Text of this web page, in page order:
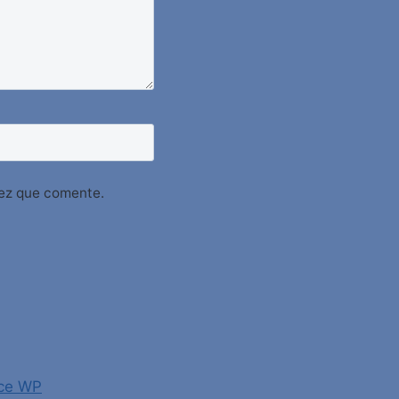
que comente.
WP